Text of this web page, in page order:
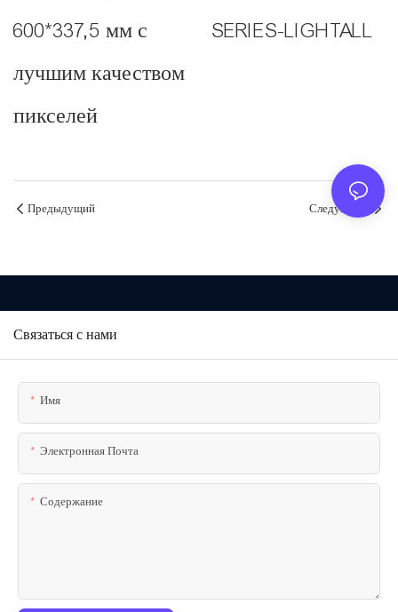
600*337,5 мм с
лучшим качеством
пикселей
SERIES-LIGHTALL
Предыдущий Следующий
Связаться с нами
Имя
Электронная Почта
Содержание